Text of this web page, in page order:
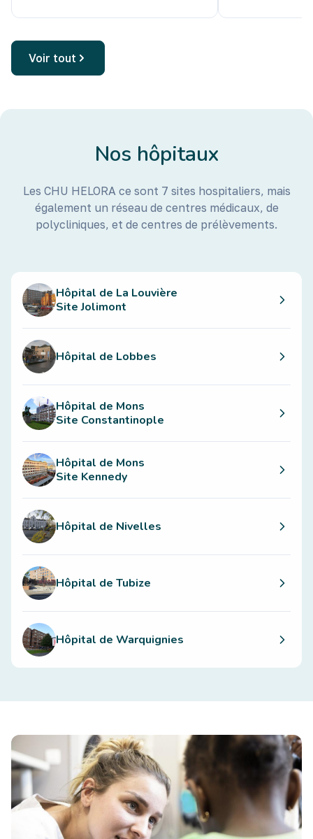
Voir tout
Nos hôpitaux
Les CHU HELORA ce sont 7 sites hospitaliers, mais
également un réseau de centres médicaux, de
polycliniques, et de centres de prélèvements.
Hôpital de La Louvière
Site Jolimont
Hôpital de Lobbes
Hôpital de Mons
Site Constantinople
Hôpital de Mons
Site Kennedy
Hôpital de Nivelles
Hôpital de Tubize
Hôpital de Warquignies